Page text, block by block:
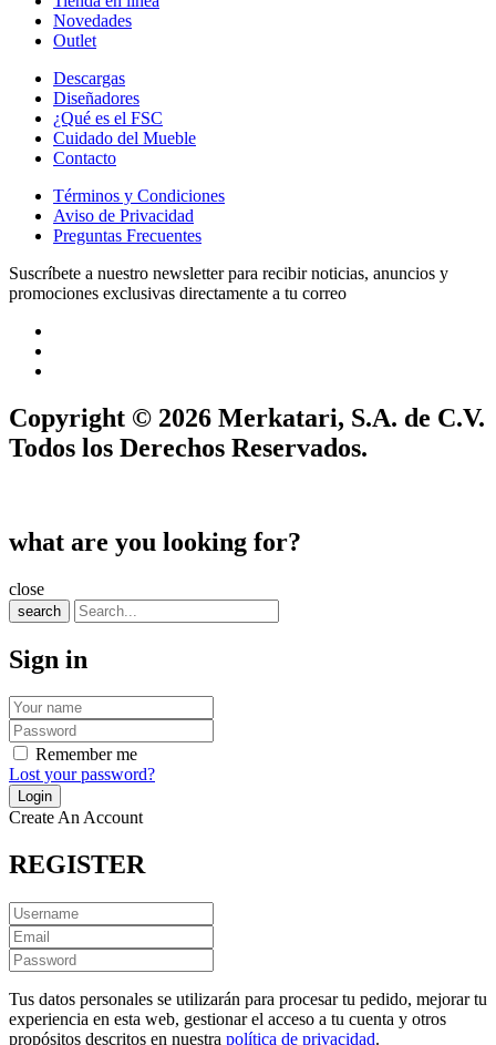
Novedades
Outlet
Descargas
Diseñadores
¿Qué es el FSC
Cuidado del Mueble
Contacto
Términos y Condiciones
Aviso de Privacidad
Preguntas Frecuentes
Suscríbete a nuestro newsletter para recibir noticias, anuncios y
promociones exclusivas directamente a tu correo
Copyright © 2026 Merkatari, S.A. de C.V.
Todos los Derechos Reservados.
what are you looking for?
close
search
Sign in
Remember me
Lost your password?
Create An Account
REGISTER
Tus datos personales se utilizarán para procesar tu pedido, mejorar tu
experiencia en esta web, gestionar el acceso a tu cuenta y otros
propósitos descritos en nuestra política de privacidad.